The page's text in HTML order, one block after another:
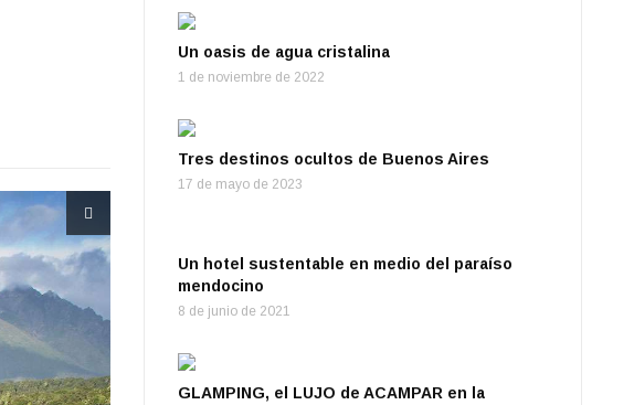
Un oasis de agua cristalina
1 de noviembre de 2022
Tres destinos ocultos de Buenos Aires
17 de mayo de 2023
Un hotel sustentable en medio del paraíso
mendocino
8 de junio de 2021
GLAMPING, el LUJO de ACAMPAR en la